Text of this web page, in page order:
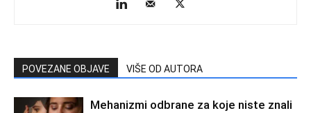
POVEZANE OBJAVE VIŠE OD AUTORA
Mehanizmi odbrane za koje niste znali